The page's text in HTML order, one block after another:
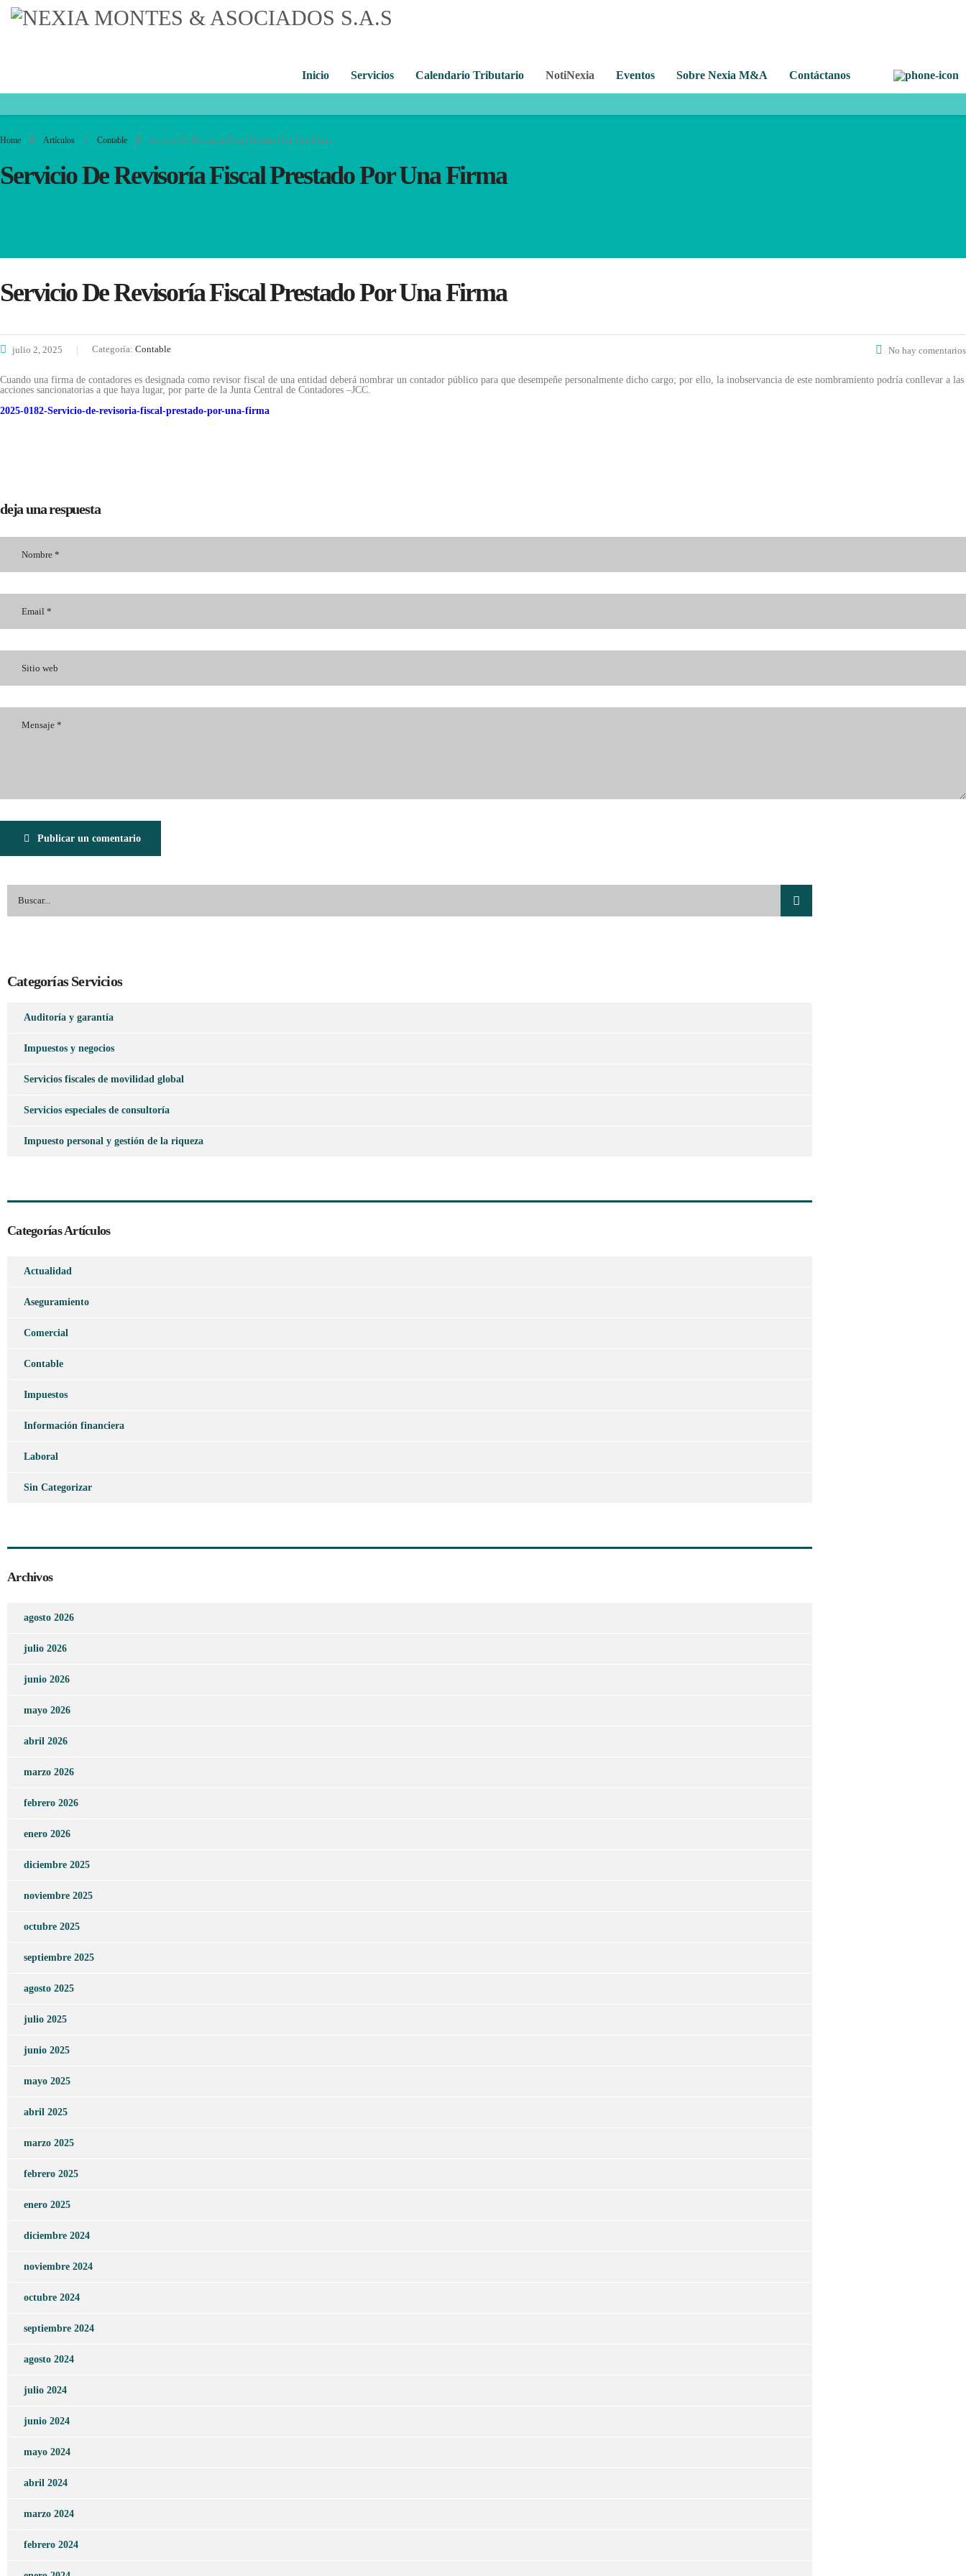
Inicio Servicios Calendario Tributario NotiNexia Eventos Sobre Nexia M&A Contáctanos
Home Artículos Contable Servicio De Revisoría Fiscal Prestado Por Una Firma
Servicio De Revisoría Fiscal Prestado Por Una Firma
Servicio De Revisoría Fiscal Prestado Por Una Firma
julio 2, 2025 Categoría: Contable No hay comentarios
Cuando una firma de contadores es designada como revisor fiscal de una entidad deberá nombrar un contador público para que desempeñe personalmente dicho cargo; por ello, la inobservancia de este nombramiento podría conllevar a las
acciones sancionatorias a que haya lugar, por parte de la Junta Central de Contadores –JCC.
2025-0182-Servicio-de-revisoria-fiscal-prestado-por-una-firma
deja una respuesta
Publicar un comentario
Categorías Servicios
Auditoría y garantía
Impuestos y negocios
Servicios fiscales de movilidad global
Servicios especiales de consultoría
Impuesto personal y gestión de la riqueza
Categorías Artículos
Actualidad
Aseguramiento
Comercial
Contable
Impuestos
Información financiera
Laboral
Sin Categorizar
Archivos
agosto 2026
julio 2026
junio 2026
mayo 2026
abril 2026
marzo 2026
febrero 2026
enero 2026
diciembre 2025
noviembre 2025
octubre 2025
septiembre 2025
agosto 2025
julio 2025
junio 2025
mayo 2025
abril 2025
marzo 2025
febrero 2025
enero 2025
diciembre 2024
noviembre 2024
octubre 2024
septiembre 2024
agosto 2024
julio 2024
junio 2024
mayo 2024
abril 2024
marzo 2024
febrero 2024